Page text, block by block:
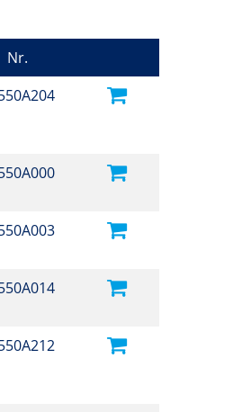
Nr.